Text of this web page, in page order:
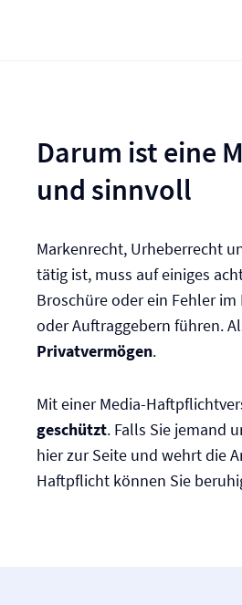
Darum ist eine
und sinnvoll
Markenrecht, Urheberrecht
tätig ist, muss auf einiges
Broschüre oder ein Fehler im
oder Auftraggebern führen.
Privatvermögen.
Mit einer Media-
geschützt. Falls Sie jemand
hier zur Seite und wehrt die
Haftpflicht können Sie